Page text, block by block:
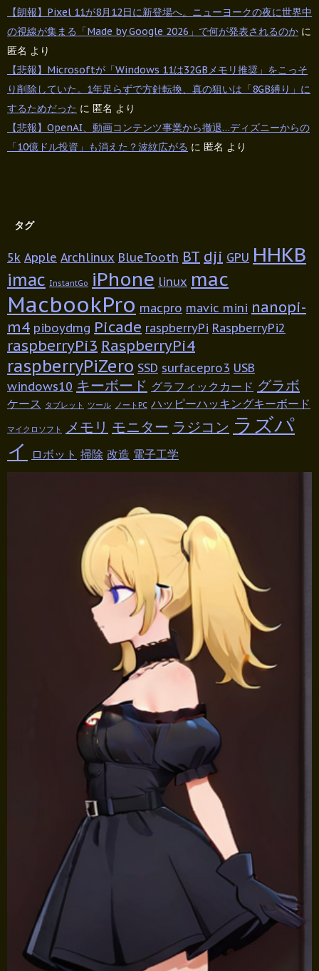
【朗報】Pixel 11が8月12日に新登場へ。ニューヨークの夜に世界中
の視線が集まる「Made by Google 2026」で何が発表されるのか に
匿名 より
【悲報】Microsoftが「Windows 11は32GBメモリ推奨」をこっそ
り削除していた。1年足らずで方針転換、真の狙いは「8GB縛り」に
するためだった に 匿名 より
【悲報】OpenAI、動画コンテンツ事業から撤退…ディズニーからの
「10億ドル投資」も消えた？波紋広がる に 匿名 より
タグ
5k Apple Archlinux BlueTooth BT dji GPU HHKB
imac InstantGo iPhone linux mac
MacbookPro macpro mavic mini nanopi-
m4 piboydmg Picade raspberryPi RaspberryPi2
raspberryPi3 RaspberryPi4
raspberryPiZero SSD surfacepro3 USB
windows10 キーボード グラフィックカード グラボ
ケース タブレット ツール ノートPC ハッピーハッキングキーボード
マイクロソフト メモリ モニター ラジコン ラズパ
イ
ロボット 掃除 改造 電子工学